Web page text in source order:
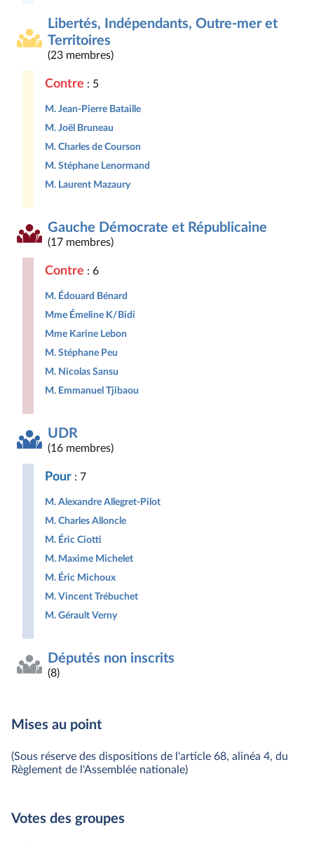
Libertés, Indépendants, Outre-mer et
Territoires
(23 membres)
Contre : 5
M. Jean-Pierre Bataille
M. Joël Bruneau
M. Charles de Courson
M. Stéphane Lenormand
M. Laurent Mazaury
Gauche Démocrate et Républicaine
(17 membres)
Contre : 6
M. Édouard Bénard
Mme Émeline K/Bidi
Mme Karine Lebon
M. Stéphane Peu
M. Nicolas Sansu
M. Emmanuel Tjibaou
UDR
(16 membres)
Pour : 7
M. Alexandre Allegret-Pilot
M. Charles Alloncle
M. Éric Ciotti
M. Maxime Michelet
M. Éric Michoux
M. Vincent Trébuchet
M. Gérault Verny
Députés non inscrits
(8)
Mises au point
(Sous réserve des dispositions de l'article 68, alinéa 4, du
Règlement de l'Assemblée nationale)
Votes des groupes